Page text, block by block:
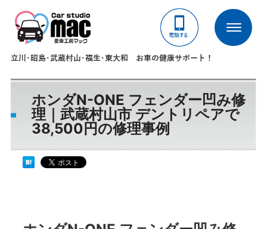
立川･昭島･武蔵村山･福生･東大和 お車の健康サポート！
ホンダN-ONE フェンダー凹み修
理｜武蔵村山市 デントリペアで
38,500円の修理事例